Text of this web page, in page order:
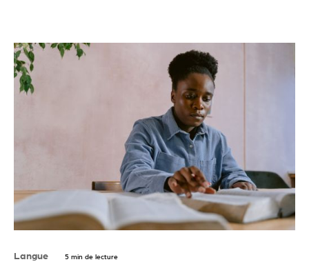
Langue 5 min de lecture